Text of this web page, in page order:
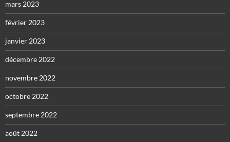
mars 2023
février 2023
janvier 2023
décembre 2022
novembre 2022
octobre 2022
septembre 2022
août 2022